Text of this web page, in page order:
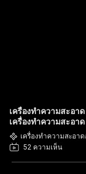
เครื่องทําความสะอา
เครื่องทําความสะอา
ความสะอาด
เครื่องทำความสะอา
52 ความเห็น